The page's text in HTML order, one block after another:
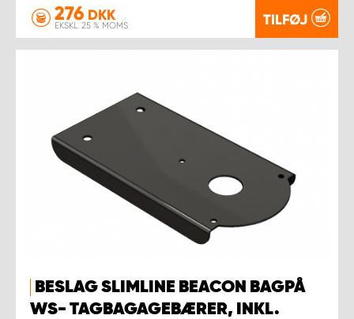
276 DKK
EKSKL. 25 % MOMS TILFØJ
BESLAG SLIMLINE BEACON BAGPÅ
WS- TAGBAGAGEBÆRER, INKL.